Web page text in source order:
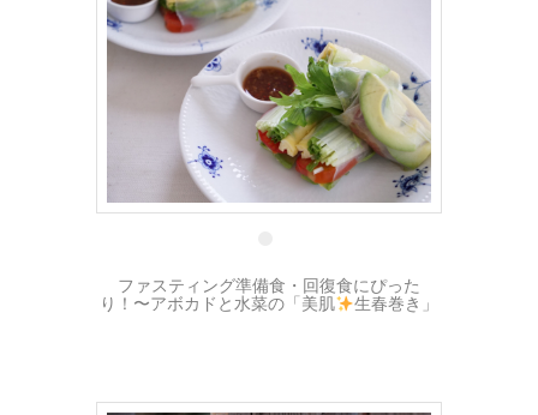
10 9月
ファスティング準備食・回復食にぴった
り！〜アボカドと水菜の「美肌
生春巻き」